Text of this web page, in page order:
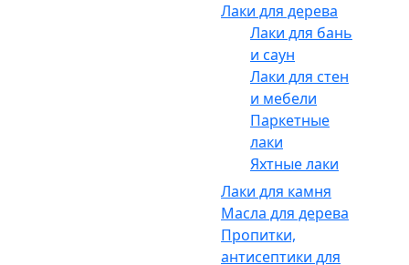
Лаки для дерева
Лаки для бань
и саун
Лаки для стен
и мебели
Паркетные
лаки
Яхтные лаки
Лаки для камня
Масла для дерева
Пропитки,
антисептики для